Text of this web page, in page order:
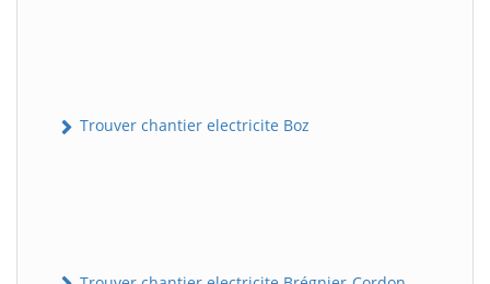
Trouver chantier electricite Boz